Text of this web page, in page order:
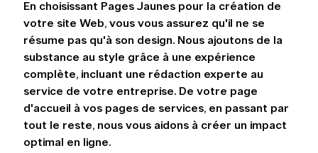
En choisissant Pages Jaunes pour la création de
votre site Web, vous vous assurez qu'il ne se
résume pas qu'à son design. Nous ajoutons de la
substance au style grâce à une expérience
complète, incluant une rédaction experte au
service de votre entreprise. De votre page
d'accueil à vos pages de services, en passant par
tout le reste, nous vous aidons à créer un impact
optimal en ligne.